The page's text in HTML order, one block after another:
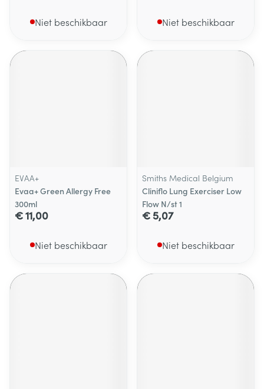
Niet beschikbaar Niet beschikbaar
EVAA+
Evaa+ Green Allergy Free
300ml
€ 11,00
Niet beschikbaar
Smiths Medical Belgium
Cliniflo Lung Exerciser Low
Flow N/st 1
€ 5,07
Niet beschikbaar